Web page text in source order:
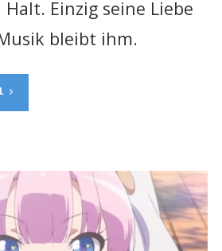
Einzig seine Liebe
bleibt ihm.